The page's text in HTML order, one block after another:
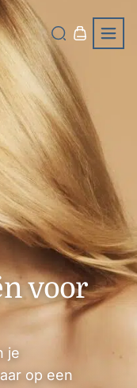
voor
je
op een